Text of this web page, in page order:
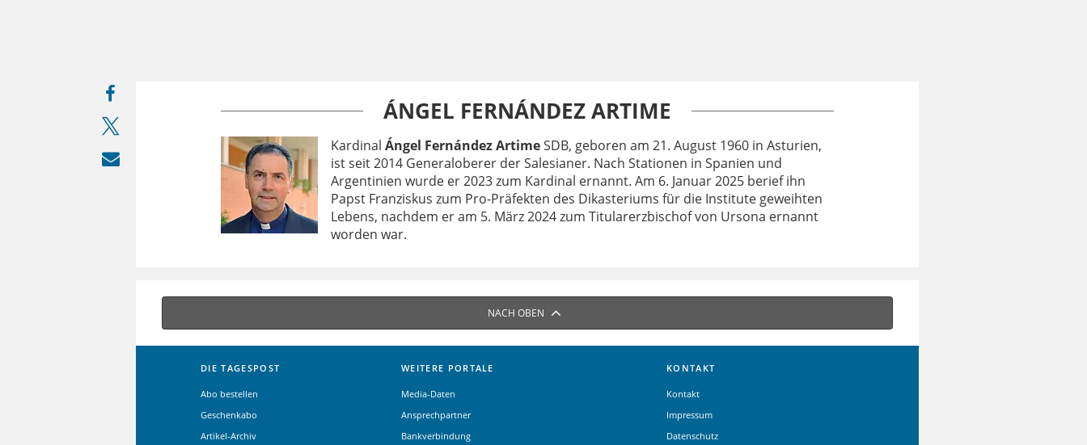
ÁNGEL FERNÁNDEZ ARTIME
Kardinal Ángel Fernández ArtimeSDB, geboren am 21. August 1960 in Asturien,
ist seit 2014 Generaloberer der Salesianer. Nach Stationen in Spanien und
Argentinien wurde er 2023 zum Kardinal ernannt. Am 6. Januar 2025 berief ihn
Papst Franziskus zum Pro-Präfekten des Dikasteriums für die Institute geweihten
Lebens, nachdem er am 5. März 2024 zum Titularerzbischof von Ursona ernannt
worden war.
NACH OBEN
DIE TAGESPOST
Abo bestellen
Geschenkabo
Artikel-Archiv
WEITERE PORTALE
Media-Daten
Ansprechpartner
Bankverbindung
KONTAKT
Kontakt
Impressum
Datenschutz